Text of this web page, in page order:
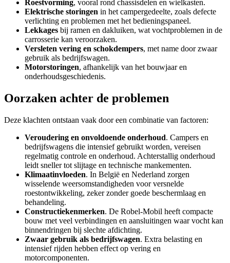
Roestvorming, vooral rond chassisdelen en wielkasten.
Elektrische storingen in het campergedeelte, zoals defecte
verlichting en problemen met het bedieningspaneel.
Lekkages bij ramen en dakluiken, wat vochtproblemen in de
carrosserie kan veroorzaken.
Versleten vering en schokdempers, met name door zwaar
gebruik als bedrijfswagen.
Motorstoringen, afhankelijk van het bouwjaar en
onderhoudsgeschiedenis.
Oorzaken achter de problemen
Deze klachten ontstaan vaak door een combinatie van factoren:
Veroudering en onvoldoende onderhoud. Campers en
bedrijfswagens die intensief gebruikt worden, vereisen
regelmatig controle en onderhoud. Achterstallig onderhoud
leidt sneller tot slijtage en technische mankementen.
Klimaatinvloeden. In België en Nederland zorgen
wisselende weersomstandigheden voor versnelde
roestontwikkeling, zeker zonder goede beschermlaag en
behandeling.
Constructiekenmerken. De Robel-Mobil heeft compacte
bouw met veel verbindingen en aansluitingen waar vocht kan
binnendringen bij slechte afdichting.
Zwaar gebruik als bedrijfswagen. Extra belasting en
intensief rijden hebben effect op vering en
motorcomponenten.